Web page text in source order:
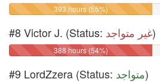
393 hours (55%)
#8 Victor J. (Status: غير متواجد)
388 hours (54%)
#9 LordZzera (Status: متواجد)